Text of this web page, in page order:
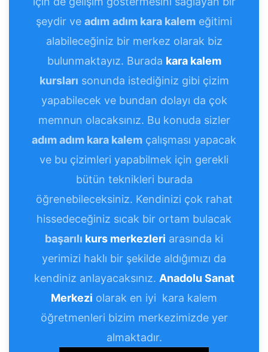
şeydir ve adım adım kara kalem eğitimi
alabileceğiniz bir merkez olarak biz
bulunmaktayız. Burada kara kalem
kursları sonunda istediğiniz gibi çizim
yapabilecek ve bundan dolayı da çok
memnun olacaksınız. Bu konuda sizler
adım adım kara kalem çalışması yapacak
ve bu çizimleri yapabilmek için gerekli
bütün teknikleri burada
öğrenebileceksiniz. Kendinizi çok rahat
hissedeceğiniz sıcak bir ortam bulacak
başarılı kurs merkezleri arasında ki
yerimizi haklı bir şekilde aldığımızı da
kendiniz anlayacaksınız. Anadolu Sanat
Merkezi olarak en iyi kara kalem
öğretmenleri bizim merkezimizde yer
almaktadır.